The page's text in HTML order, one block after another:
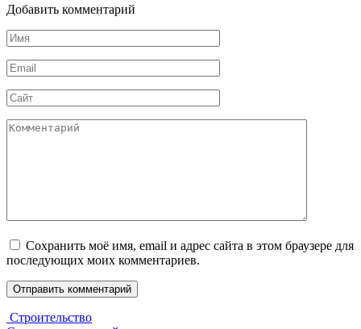
Добавить комментарий
Имя
*
Email
*
Сайт
Комментарий
Сохранить моё имя, email и адрес сайта в этом браузере для
последующих моих комментариев.
Строительство